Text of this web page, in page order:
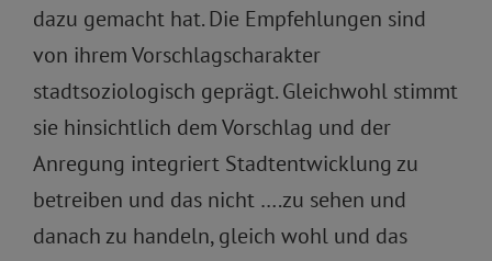
dazu gemacht hat. Die Empfehlungen sind
von ihrem Vorschlagscharakter
stadtsoziologisch geprägt. Gleichwohl stimmt
sie hinsichtlich dem Vorschlag und der
Anregung integriert Stadtentwicklung zu
betreiben und das nicht ….zu sehen und
danach zu handeln, gleich wohl und das